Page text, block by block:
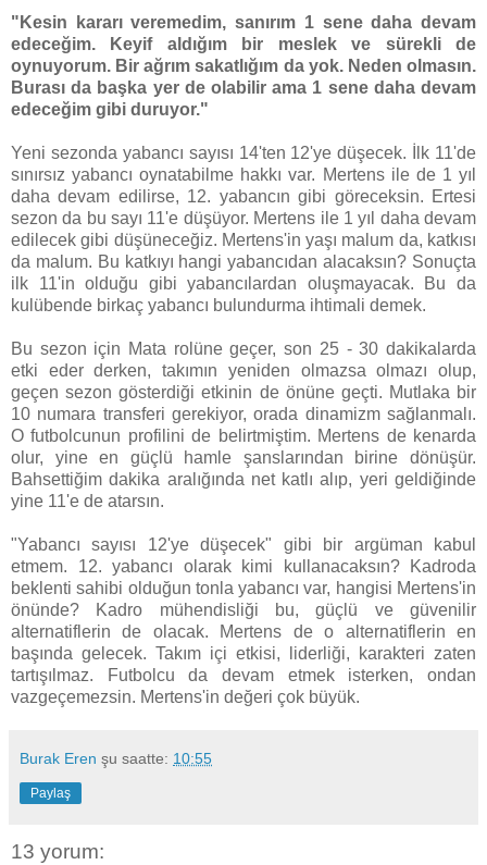
"Kesin kararı veremedim, sanırım 1 sene daha devam
edeceğim. Keyif aldığım bir meslek ve sürekli de
oynuyorum. Bir ağrım sakatlığım da yok. Neden olmasın.
Burası da başka yer de olabilir ama 1 sene daha devam
edeceğim gibi duruyor."
Yeni sezonda yabancı sayısı 14'ten 12'ye düşecek. İlk 11'de
sınırsız yabancı oynatabilme hakkı var. Mertens ile de 1 yıl
daha devam edilirse, 12. yabancın gibi göreceksin. Ertesi
sezon da bu sayı 11'e düşüyor. Mertens ile 1 yıl daha devam
edilecek gibi düşüneceğiz. Mertens'in yaşı malum da, katkısı
da malum. Bu katkıyı hangi yabancıdan alacaksın? Sonuçta
ilk 11'in olduğu gibi yabancılardan oluşmayacak. Bu da
kulübende birkaç yabancı bulundurma ihtimali demek.
Bu sezon için Mata rolüne geçer, son 25 - 30 dakikalarda
etki eder derken, takımın yeniden olmazsa olmazı olup,
geçen sezon gösterdiği etkinin de önüne geçti. Mutlaka bir
10 numara transferi gerekiyor, orada dinamizm sağlanmalı.
O futbolcunun profilini de belirtmiştim. Mertens de kenarda
olur, yine en güçlü hamle şanslarından birine dönüşür.
Bahsettiğim dakika aralığında net katlı alıp, yeri geldiğinde
yine 11'e de atarsın.
"Yabancı sayısı 12'ye düşecek" gibi bir argüman kabul
etmem. 12. yabancı olarak kimi kullanacaksın? Kadroda
beklenti sahibi olduğun tonla yabancı var, hangisi Mertens'in
önünde? Kadro mühendisliği bu, güçlü ve güvenilir
alternatiflerin de olacak. Mertens de o alternatiflerin en
başında gelecek. Takım içi etkisi, liderliği, karakteri zaten
tartışılmaz. Futbolcu da devam etmek isterken, ondan
vazgeçemezsin. Mertens'in değeri çok büyük.
Burak Eren şu saatte: 10:55
Paylaş
13 yorum: